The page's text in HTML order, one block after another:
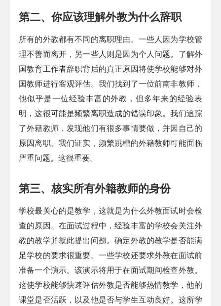
第二、你应该理解外教为什么辞职
所有的外教都有不同的离职理由。一些人因为学校管
理不善而离开，另一些人则是因为个人问题。了解外
国教育工作者辞职背后的真正原因将使学校能够对外
国教师进行客观评估。我们找到了一位前南非教师，
他似乎是一位经验丰富的外教，但多年来的经验表
明，这很可能是频繁离职造成的错误印象。我们追踪
了外籍教师，发现他们有很多事情要做，并因自己的
原因离职。我们证实，频繁跳槽的外籍教师可能面临
严重问题。这很重要。
第三、核实所有外籍教师的身份
学校最关心的是教学，这就是为什么外教面试时会检
查的原因。在面试过程中，经验丰富的学校会关注外
教的教学并就此提出问题。确定外教的教学是否能满
足学校的要求很重要。一些学校还要求外教在面试前
准备一个演示。该演示将用于在面试期间检查外教。
这使学校能够快速评估外教是否能够热情教学，他的
课堂是否活跃，以及他是否与学生互动良好。这所学